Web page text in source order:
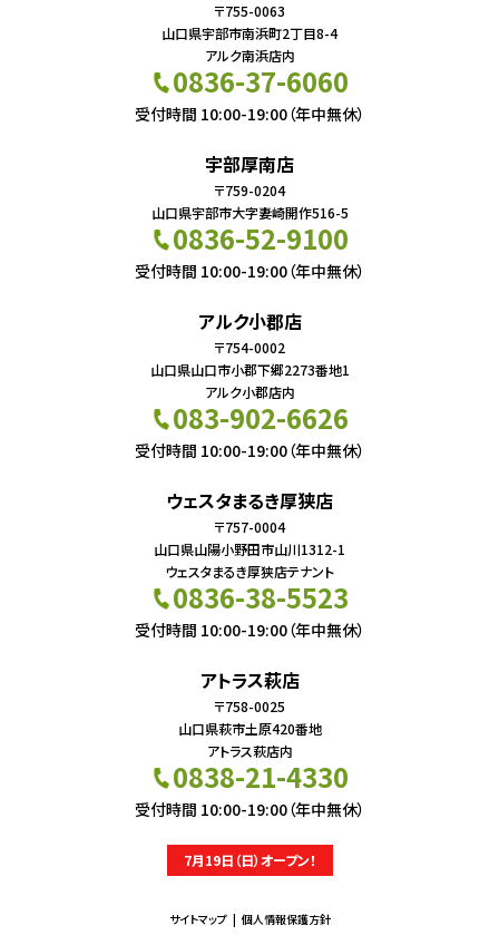
〒755-0063
山口県宇部市南浜町2丁目8-4
アルク南浜店内
0836-37-6060
受付時間 10:00-19:00（年中無休）
宇部厚南店
〒759-0204
山口県宇部市大字妻崎開作516-5
0836-52-9100
受付時間 10:00-19:00（年中無休）
アルク小郡店
〒754-0002
山口県山口市小郡下郷2273番地1
アルク小郡店内
083-902-6626
受付時間 10:00-19:00（年中無休）
ウェスタまるき厚狭店
〒757-0004
山口県山陽小野田市山川1312-1
ウェスタまるき厚狭店テナント
0836-38-5523
受付時間 10:00-19:00（年中無休）
アトラス萩店
〒758-0025
山口県萩市土原420番地
アトラス萩店内
0838-21-4330
受付時間 10:00-19:00（年中無休）
7月19日（日）オープン！
サイトマップ 個人情報保護方針